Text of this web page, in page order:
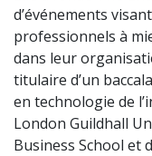
d’événements
professionnels à
dans leur
titulaire d’un
en technologie de
London Guildhall
Business School et